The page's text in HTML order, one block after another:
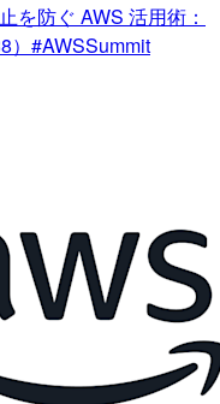
を防ぐ AWS 活用術：
）#AWSSummit